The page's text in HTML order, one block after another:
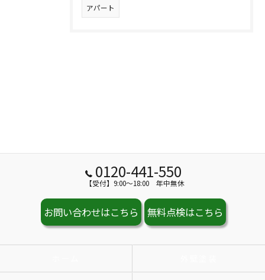
アパート
0120-441-550
【受付】9:00～18:00 年中無休
お問い合わせはこちら 無料点検はこちら